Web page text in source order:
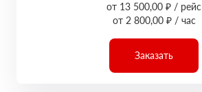
от 13 500,00 ₽ / рейс
от 2 800,00 ₽ / час
Заказать